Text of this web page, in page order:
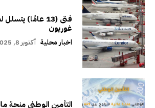
فتى (13 عامًا)
غوريون
اخبار محلية أكتوبر 8, 2025